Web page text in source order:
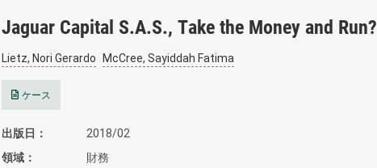
Jaguar Capital S.A.S., Take the Money and Run?
Lietz, Nori Gerardo McCree, Sayiddah Fatima
ケース
出版日
2018/02
領域
財務